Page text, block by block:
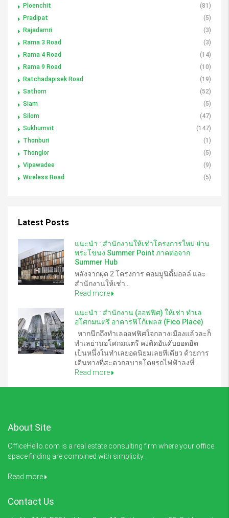
Ploenchit
(81)
Pradipat
(5)
Rajadamri
(3)
Rama 3 Road
(3)
Rama 4 Road
(14)
Rama 9 Road
(10)
Ratchadapisek Road
(19)
Sathorn
(52)
Siam
(5)
Silom
(47)
Sukhumvit
(147)
Thonburi
(1)
Thonglor
(5)
Vipawadee
(9)
Wireless Road
(5)
Latest Posts
แนะนำ : สำนักงานให้เช่าโครงการใหม่ ย่าน
พระโขนง Summer Point ภาคต่อจาก
Summer Hub
หลังจากผุด 2 โครงการ คอมมูนิตี้มอลล์ และ
สำนักงานให้เช่า...
Read more
แนะนำ : สำนักงาน (ออฟฟิศ) ให้เช่า ทำเล
อโศกมนตรี อาคารฟิโก้เพลส (Fico Place)
หากนึกถึงทำเลออฟฟิศใจกลางเมืองแล้วละก็
ทำเลย่านอโศกมนตรี คงติดอันดับยอดฮิต
เป็นหนึ่งในทำเลยอดนิยมเลยทีเดียว ด้วยการ
เดินทางที่สะดวกสบายโดยรถไฟฟ้าลงที่...
Read more
About Site
OfficeHello.com is a real estate consulting firm where your office
space finding are combined with simplicity.
Read more
Contact Us